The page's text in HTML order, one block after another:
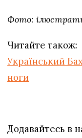
Фото:
Читайте також:
Український
ноги
Додавайтесь в